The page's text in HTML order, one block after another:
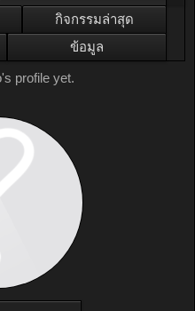
กิจกรรมล่าสุด
ข้อมูล
profile yet.